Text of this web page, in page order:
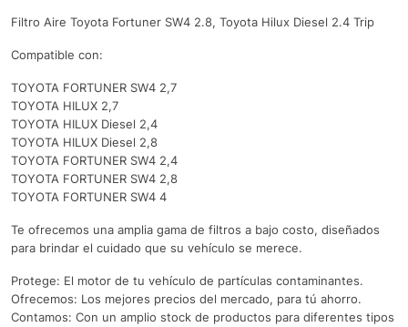
Filtro Aire Toyota Fortuner SW4 2.8, Toyota Hilux Diesel 2.4 Trip
Compatible con:
TOYOTA FORTUNER SW4 2,7
TOYOTA HILUX 2,7
TOYOTA HILUX Diesel 2,4
TOYOTA HILUX Diesel 2,8
TOYOTA FORTUNER SW4 2,4
TOYOTA FORTUNER SW4 2,8
TOYOTA FORTUNER SW4 4
Te ofrecemos una amplia gama de filtros a bajo costo, diseñados
para brindar el cuidado que su vehículo se merece.
Protege: El motor de tu vehículo de partículas contaminantes.
Ofrecemos: Los mejores precios del mercado, para tú ahorro.
Contamos: Con un amplio stock de productos para diferentes tipos